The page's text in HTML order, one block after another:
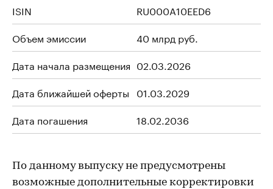
ISIN
RU000A10EED6
Объем эмиссии
40 млрд руб.
Дата начала размещения 02.03.2026
Дата ближайшей оферты 01.03.2029
Дата погашения
18.02.2036
По данному выпуску не предусмотрены
возможные дополнительные корректировки